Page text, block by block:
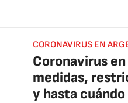
CORONAVIRUS EN
Coronavirus
medidas,
y hasta cuándo